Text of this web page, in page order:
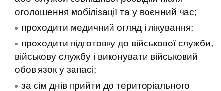
оголошення мобілізації та у воєнний час;
проходити медичний огляд і лікування;
проходити підготовку до військової служби,
військову службу і виконувати військовий
обов’язок у запасі;
за сім днів прийти до територіального